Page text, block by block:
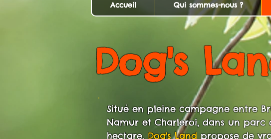
Accueil Qui sommes-nous ?
Dog's
Situé en pleine campagne entre
Namur et Charleroi, dans un parc
hectare, Dog's Land propose de